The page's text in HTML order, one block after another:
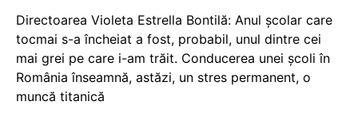
Directoarea Violeta Estrella Bontilă: Anul școlar care
tocmai s-a încheiat a fost, probabil, unul dintre cei
mai grei pe care i-am trăit. Conducerea unei școli în
România înseamnă, astăzi, un stres permanent, o
muncă titanică